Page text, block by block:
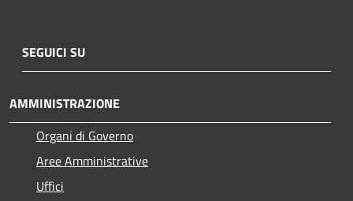
SEGUICI SU
AMMINISTRAZIONE
Organi di Governo
Aree Amministrative
Uffici